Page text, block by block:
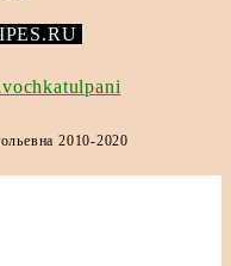
2010-2020